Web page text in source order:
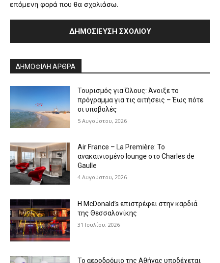
επόμενη φορά που θα σχολιάσω.
ΔΗΜΟΦΙΛΗ ΑΡΘΡΑ
Τουρισμός για Όλους: Άνοιξε το
πρόγραμμα για τις αιτήσεις – Έως πότε
οι υποβολές
5 Αυγούστου, 2026
Air France – La Première: Το
ανακαινισμένο lounge στο Charles de
Gaulle
4 Αυγούστου, 2026
Η McDonald’s επιστρέφει στην καρδιά
της Θεσσαλονίκης
31 Ιουλίου, 2026
Το αεροδρόμιο της Αθήνας υποδέχεται